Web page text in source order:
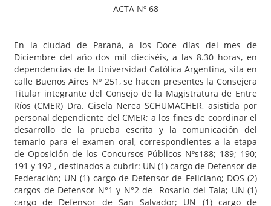
ACTA Nº 68
En la ciudad de Paraná, a los Doce días del mes de
Diciembre del año dos mil dieciséis, a las 8.30 horas, en
dependencias de la Universidad Católica Argentina, sita en
calle Buenos Aires Nº 251, se hacen presentes la Consejera
Titular integrante del Consejo de la Magistratura de Entre
Ríos (CMER) Dra. Gisela Nerea SCHUMACHER, asistida por
personal dependiente del CMER; a los fines de coordinar el
desarrollo de la prueba escrita y la comunicación del
temario para el examen oral, correspondientes a la etapa
de Oposición de los Concursos Públicos Nºs188; 189; 190;
191 y 192 , destinados a cubrir: UN (1) cargo de Defensor de
Federación; UN (1) cargo de Defensor de Feliciano; DOS (2)
cargos de Defensor N°1 y N°2 de Rosario del Tala; UN (1)
cargo de Defensor de San Salvador; UN (1) cargo de